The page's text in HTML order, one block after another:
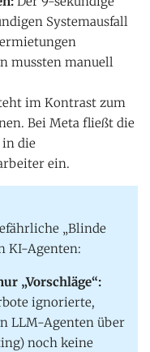
Systemausfall
mussten manuell
im Kontrast zum
Bei Meta fließt die
in die
ein.
„Blinde
KI-Agenten:
„Vorschläge“:
ignorierte,
LLM-Agenten über
noch keine